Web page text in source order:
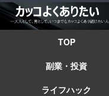
TOP
副業・投資
ライフハック